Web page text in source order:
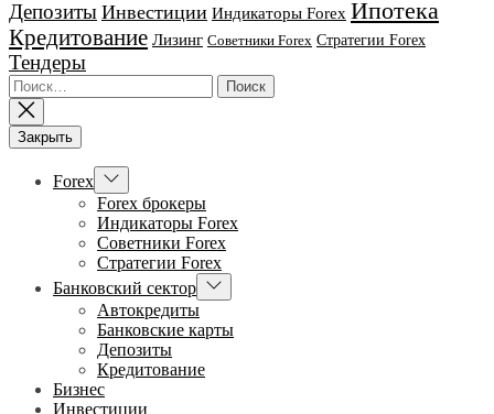
Депозиты Инвестиции Индикаторы Forex Ипотека
Кредитование Лизинг Советники Forex Стратегии Forex
Тендеры
Найти:
Закрыть
Forex Показывать
подменю
Forex брокеры
Индикаторы Forex
Советники Forex
Стратегии Forex
Банковский сектор Показывать
подменю
Автокредиты
Банковские карты
Депозиты
Кредитование
Бизнес
Инвестиции